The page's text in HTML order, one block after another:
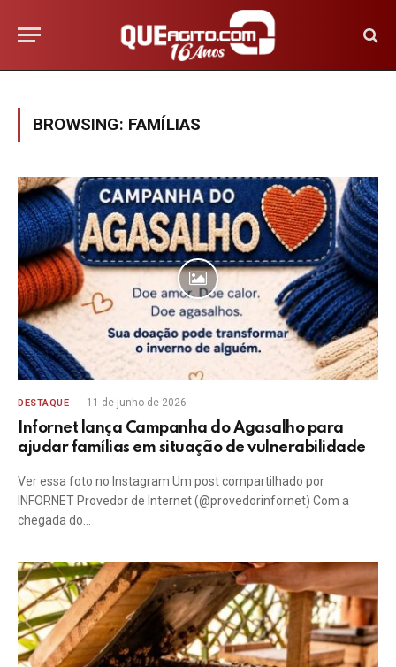
BROWSING: FAMÍLIAS
DESTAQUE 11 de junho de 2026
Infornet lança Campanha do Agasalho para
ajudar famílias em situação de vulnerabilidade
Ver essa foto no Instagram Um post compartilhado por
INFORNET Provedor de Internet (@provedorinfornet) Com a
chegada do…